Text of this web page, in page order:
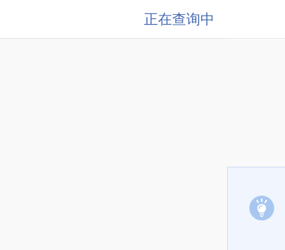
正在查询中